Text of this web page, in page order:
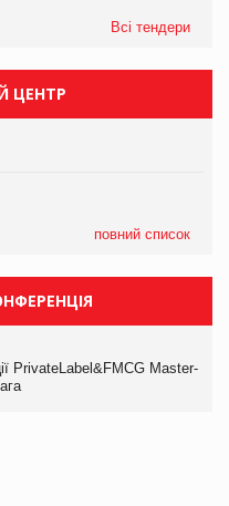
Всі тендери
ЦЕНТР
повний список
PrivateLabel&FMCG Master-